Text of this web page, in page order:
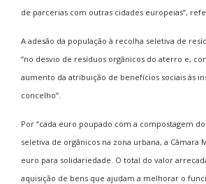
de parcerias com outras cidades europeias”,
A adesão da população à recolha seletiva de
“no desvio de resíduos orgânicos do aterro e,
aumento da atribuição de benefícios sociais às
concelho”.
Por “cada euro poupado com a compostagem
seletiva de orgânicos na zona urbana, a Câmara
euro para solidariedade. O total do valor
aquisição de bens que ajudam a melhorar o